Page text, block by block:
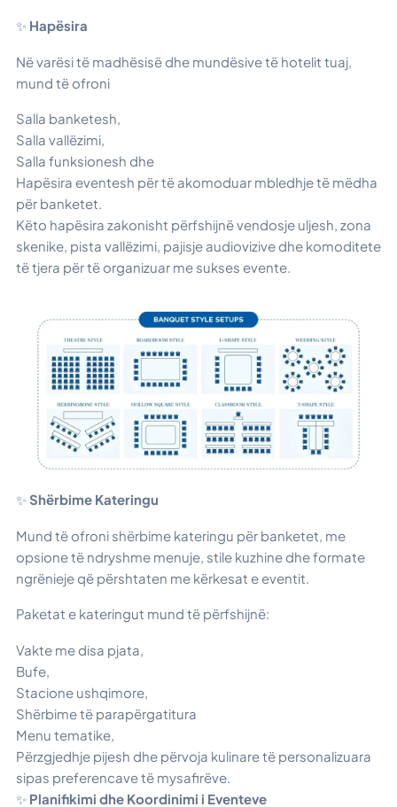
✨ Hapësira
Në varësi të madhësisë dhe mundësive të hotelit tuaj,
mund të ofroni
Salla banketesh,
Salla vallëzimi,
Salla funksionesh dhe
Hapësira eventesh për të akomoduar mbledhje të mëdha
për banketet.
Këto hapësira zakonisht përfshijnë vendosje uljesh, zona
skenike, pista vallëzimi, pajisje audiovizive dhe komoditete
të tjera për të organizuar me sukses evente.
✨Shërbime Kateringu
Mund të ofroni shërbime kateringu për banketet, me
opsione të ndryshme menuje, stile kuzhine dhe formate
ngrënieje që përshtaten me kërkesat e eventit.
Paketat e kateringut mund të përfshijnë:
Vakte me disa pjata,
Bufe,
Stacione ushqimore,
Shërbime të parapërgatitura
Menu tematike,
Përzgjedhje pijesh dhe përvoja kulinare të personalizuara
sipas preferencave të mysafirëve.
✨ Planifikimi dhe Koordinimi i Eventeve